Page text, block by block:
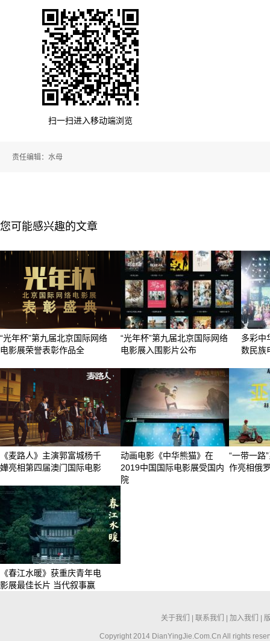
扫一扫进入移动端浏览
责任编辑：水母
您可能感兴趣的文章
“光年杯”第九届北京国际网络
电影展荣誉表彰作品全
“光年杯”第九届北京国际网络
电影展入围影片公布
多彩中
数民族
《麦路人》主演郭富城杨千
嬅亮相第四届澳门国际电影
动画电影《中华熊猫》在
2019中国国际电影展受国内
院
“一带一路
作亮相俄
《春江水暖》获重庆青年电
影展最佳长片 当代叙事赢
关于我们 | 联系我们 | 加入我们 |
Copyright 2014 DianYingJie.Com.Cn All rights